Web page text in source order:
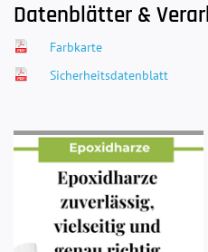
Datenblätter &
Farbkarte
Sicherheitsdatenblatt